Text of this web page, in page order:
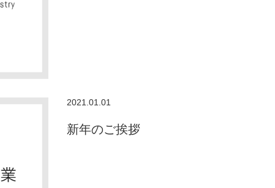
2021.01.01
新年のご挨拶